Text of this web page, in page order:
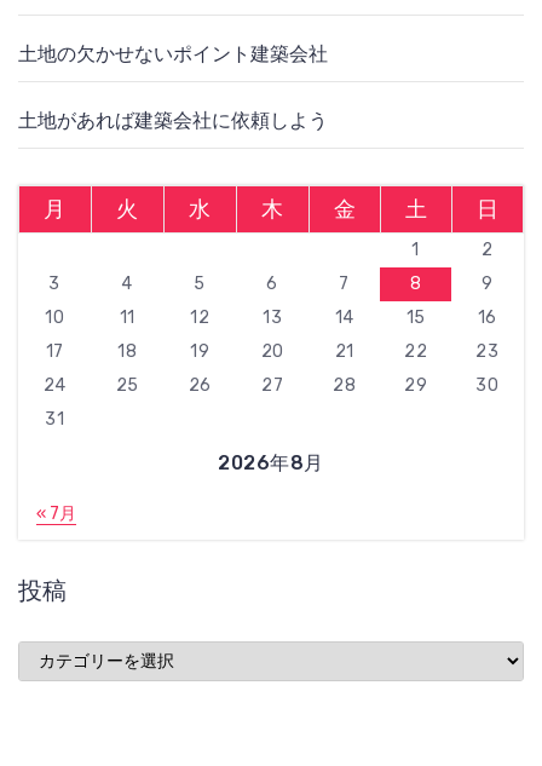
土地の欠かせないポイント建築会社
土地があれば建築会社に依頼しよう
2026年8月
月 火 水 木 金 土 日
1
2
3
4 5 6 7 8
9
10
11 12 13 14 15
16
17
18 19 20 21 22
23
24
25 26 27 28 29
30
31
« 7月
投稿
稿